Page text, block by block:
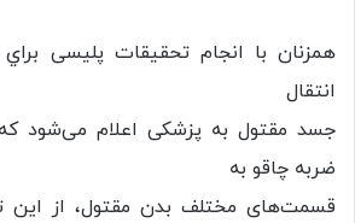
همزنان با انجام تحقیقات پلیسی
انتقال
ضربه چاقو به
قسمت‌های مختلف بدن مقتول، از این